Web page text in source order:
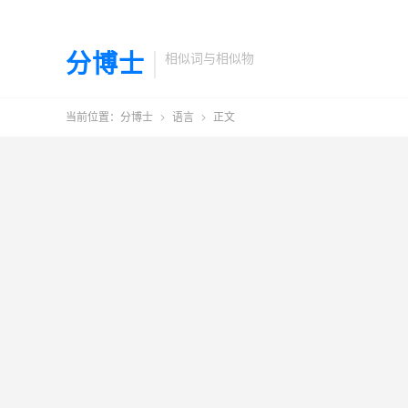
分博士 相似词与相似物
当前位置： 分博士  语言  正文